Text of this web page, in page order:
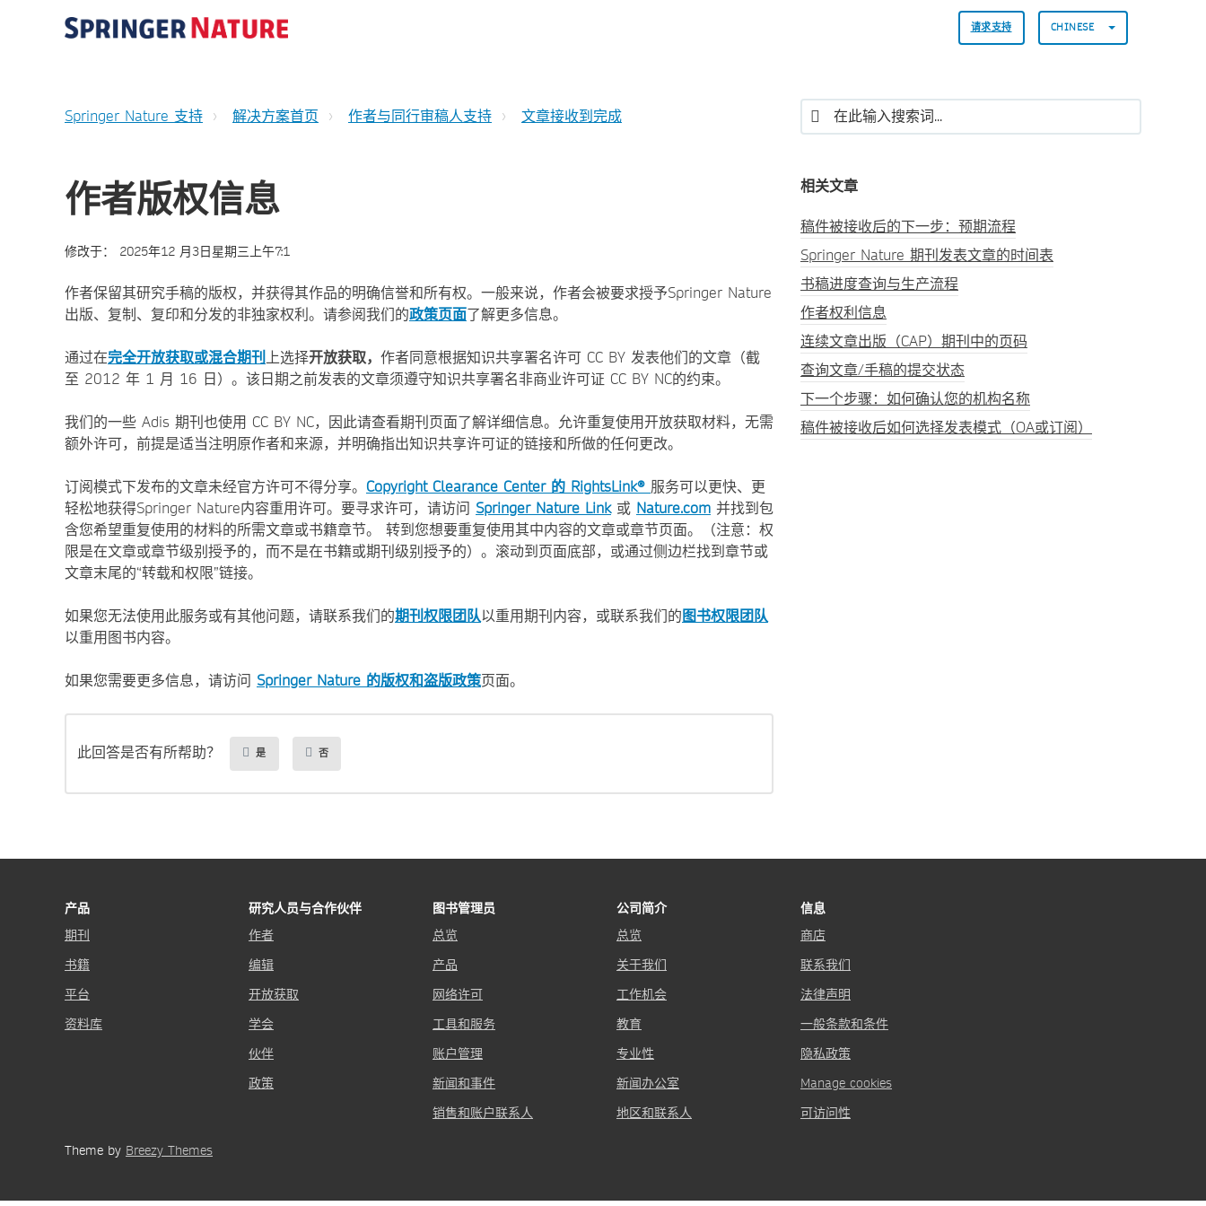
请求支持 CHINESE
Springer Nature 支持 解决方案首页 作者与同行审稿人支持 文章接收到完成
作者版权信息
修改于： 2025年12 月3日星期三上午7:1
作者保留其研究手稿的版权，并获得其作品的明确信誉和所有权。一般来说，作者会被要求授予Springer Nature
出版、复制、复印和分发的非独家权利。请参阅我们的政策页面了解更多信息。
通过在完全开放获取或混合期刊上选择开放获取， 作者同意根据知识共享署名许可 CC BY 发表他们的文章（截
至 2012 年 1 月 16 日）。该日期之前发表的文章须遵守知识共享署名非商业许可证 CC BY NC的约束。
我们的一些 Adis 期刊也使用 CC BY NC，因此请查看期刊页面了解详细信息。允许重复使用开放获取材料，无需
额外许可，前提是适当注明原作者和来源，并明确指出知识共享许可证的链接和所做的任何更改。
订阅模式下发布的文章未经官方许可不得分享。 Copyright Clearance Center 的 RightsLink® 服务可以更快、更
轻松地获得Springer Nature内容重用许可。要寻求许可，请访问 Springer Nature Link 或 Nature.com 并找到包
含您希望重复使用的材料的所需文章或书籍章节。 转到您想要重复使用其中内容的文章或章节页面。（注意：权
限是在文章或章节级别授予的，而不是在书籍或期刊级别授予的）。滚动到页面底部，或通过侧边栏找到章节或
文章末尾的“转载和权限”链接。
如果您无法使用此服务或有其他问题，请联系我们的期刊权限团队以重用期刊内容，或联系我们的图书权限团队
以重用图书内容。
如果您需要更多信息，请访问 Springer Nature 的版权和盗版政策页面。
此回答是否有所帮助？ 是 否
相关文章
稿件被接收后的下一步：预期流程
Springer Nature 期刊发表文章的时间表
书稿进度查询与生产流程
作者权利信息
连续文章出版（CAP）期刊中的页码
查询文章/手稿的提交状态
下一个步骤：如何确认您的机构名称
稿件被接收后如何选择发表模式（OA或订阅）
产品
期刊
书籍
平台
资料库
研究人员与合作伙伴
作者
编辑
开放获取
学会
伙伴
政策
图书管理员
总览
产品
网络许可
工具和服务
账户管理
新闻和事件
销售和账户联系人
公司简介
总览
关于我们
工作机会
教育
专业性
新闻办公室
地区和联系人
信息
商店
联系我们
法律声明
一般条款和条件
隐私政策
Manage cookies
可访问性
Theme by Breezy Themes